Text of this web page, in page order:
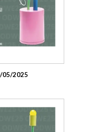
05/2025